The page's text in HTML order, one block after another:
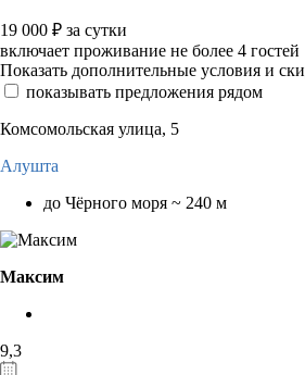
19 000 ₽ за сутки
включает проживание не более 4 гостей
Показать дополнительные условия и
показывать предложения рядом
Комсомольская улица, 5
Алушта
до Чёрного моря ~ 240 м
Максим
9,3